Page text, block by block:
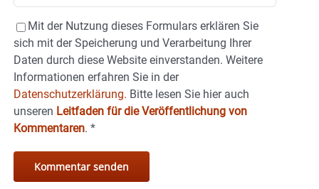
Mit der Nutzung dieses Formulars erklären Sie
sich mit der Speicherung und Verarbeitung Ihrer
Daten durch diese Website einverstanden. Weitere
Informationen erfahren Sie in der
Datenschutzerklärung. Bitte lesen Sie hier auch
unseren Leitfaden für die Veröffentlichung von
Kommentaren. *